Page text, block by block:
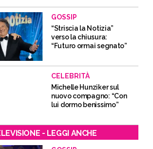
GOSSIP
“Striscia la Notizia”
verso la chiusura:
“Futuro ormai segnato”
CELEBRITÀ
Michelle Hunziker sul
nuovo compagno: “Con
lui dormo benissimo”
- LEGGI ANCHE